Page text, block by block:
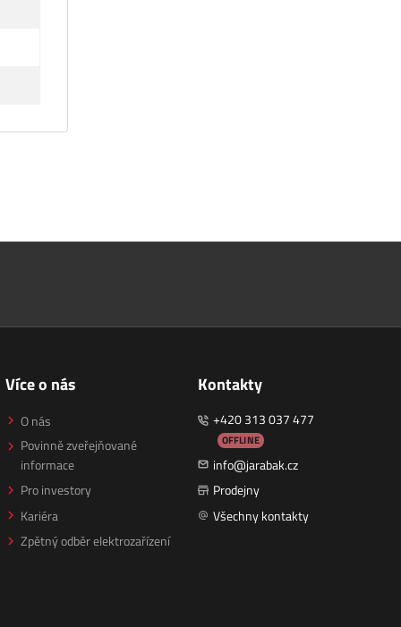
Více o nás
O nás
Povinně zveřejňované
informace
Pro investory
Kariéra
Zpětný odběr elektrozařízení
Kontakty
+420 313 037 477
OFFLINE
info@jarabak.cz
Prodejny
Všechny kontakty